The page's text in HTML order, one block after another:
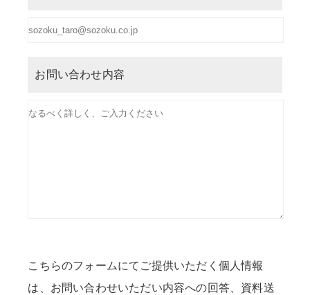
お問い合わせ内容
こちらのフォームにてご提供いただく個人情報
は、お問い合わせいただい内容への回答、資料送